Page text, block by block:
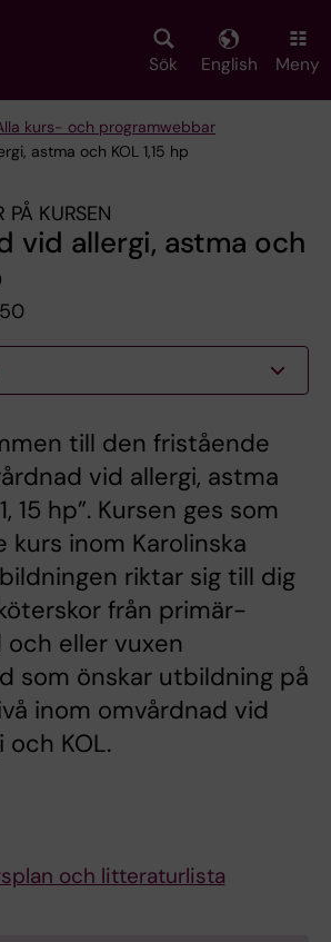
Sök English Meny
kurs- och programwebbar
astma och KOL 1,15 hp
PÅ KURSEN
vid allergi, astma och
till den fristående
vid allergi, astma
15 hp”. Kursen ges som
kurs inom Karolinska
riktar sig till dig
från primär-
och eller vuxen
som önskar utbildning på
inom omvårdnad vid
och KOL.
och litteraturlista